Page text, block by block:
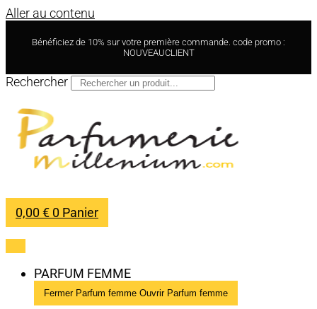
Aller au contenu
Bénéficiez de 10% sur votre première commande. code promo :
NOUVEAUCLIENT
Rechercher
0,00€ 0 Panier
PARFUM FEMME
Fermer Parfum femme Ouvrir Parfum femme